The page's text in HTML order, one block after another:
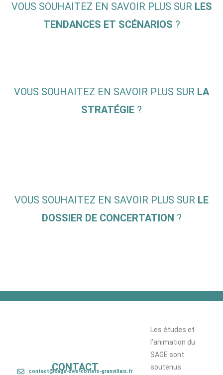
VOUS SOUHAITEZ EN SAVOIR PLUS SUR LES
TENDANCES ET SCÉNARIOS ?
VOUS SOUHAITEZ EN SAVOIR PLUS SUR LA
STRATÉGIE ?
VOUS SOUHAITEZ EN SAVOIR PLUS SUR LE
DOSSIER DE CONCERTATION ?
CONTACT
contact@sage-see-cotiers-granvillais.fr
Les études et
l’animation du
SAGE sont
soutenus